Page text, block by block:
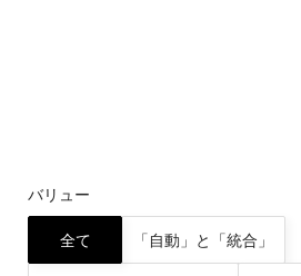
バリュー
全て 「自動」と「統合」